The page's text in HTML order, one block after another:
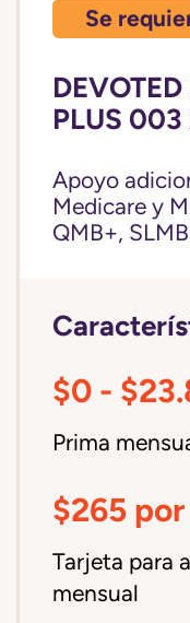
Se
PLUS 003
Apoyo
Medicare y
QMB+,
$0 -
Prima
$265
Tarjeta para
mensual